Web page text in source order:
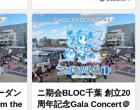
ダン
the
ニ期会BLOC千葉 創立20
周年記念Gala Concert＠